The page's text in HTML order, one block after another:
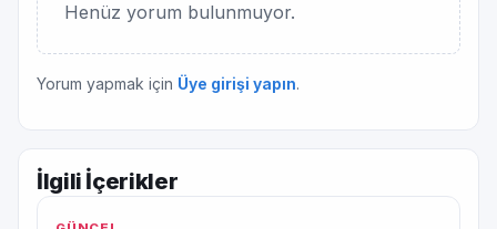
Henüz yorum bulunmuyor.
Yorum yapmak için Üye girişi yapın.
İlgili İçerikler